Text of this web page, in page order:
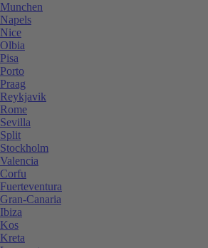
Munchen
Napels
Nice
Olbia
Pisa
Porto
Praag
Reykjavik
Rome
Sevilla
Split
Stockholm
Valencia
Corfu
Fuerteventura
Gran-Canaria
Ibiza
Kos
Kreta